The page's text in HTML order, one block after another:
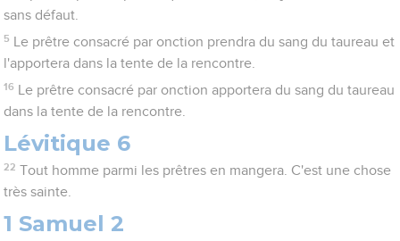
sans défaut.
5
Le prêtre consacré par onction prendra du sang du taureau et
l'apportera dans la tente de la rencontre.
16
Le prêtre consacré par onction apportera du sang du taureau
dans la tente de la rencontre.
Lévitique 6
22 Tout homme parmi les prêtres en mangera. C'est une chose
très sainte.
1 Samuel 2